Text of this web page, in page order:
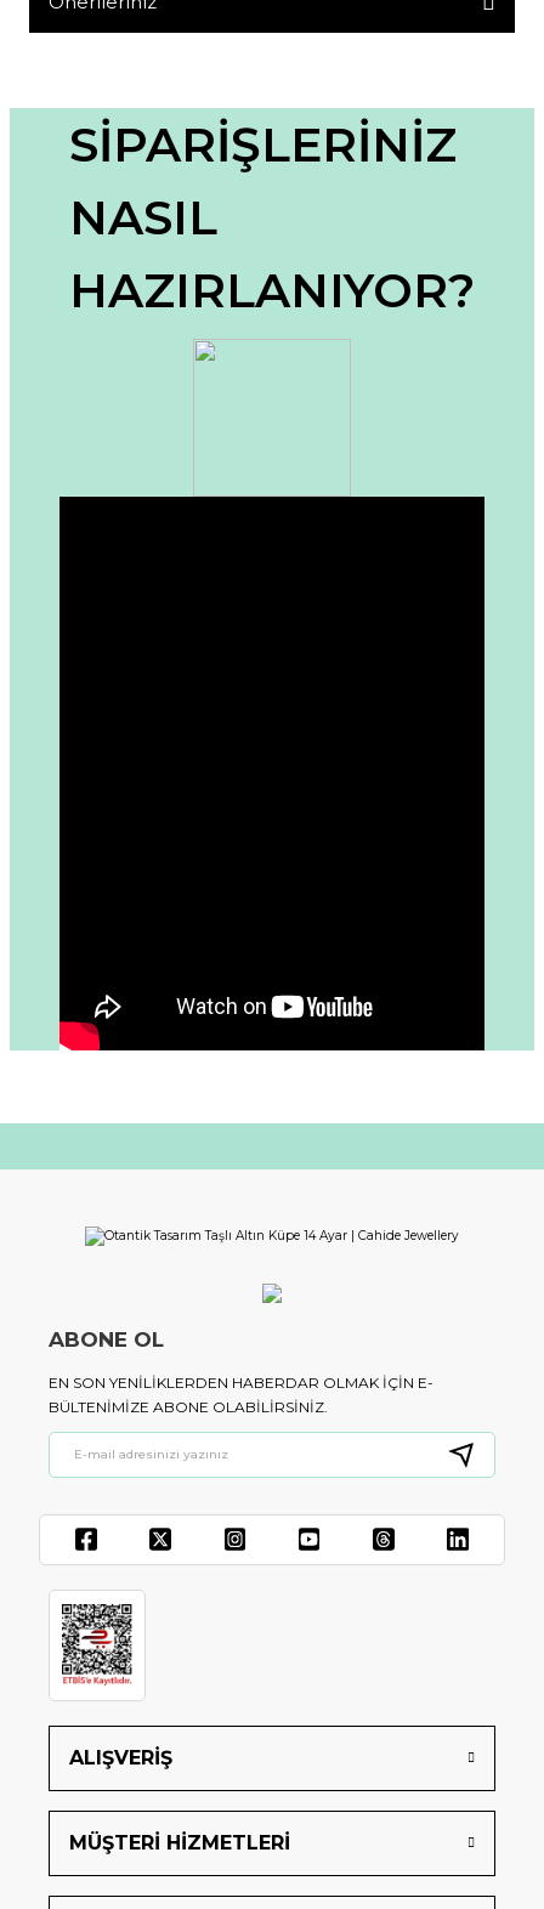
Görüş ve önerileriniz için teşekkür ederiz.
Ürün resmi kalitesiz, bozuk veya görüntülenemiyor.
Ürün açıklamasında eksik bilgiler bulunuyor.
Ürün fiyatı diğer sitelerden daha pahalı.
Bu ürüne benzer farklı alternatifler olmalı.
SİPARİŞLERİNİZ
NASIL
HAZIRLANIYOR?
ALIŞVERİŞ
MÜŞTERİ HİZMETLERİ
ABONE OL
EN SON YENILIKLERDEN HABERDAR OLMAK IÇIN E-
BÜLTENIMIZE ABONE OLABILIRSINIZ.